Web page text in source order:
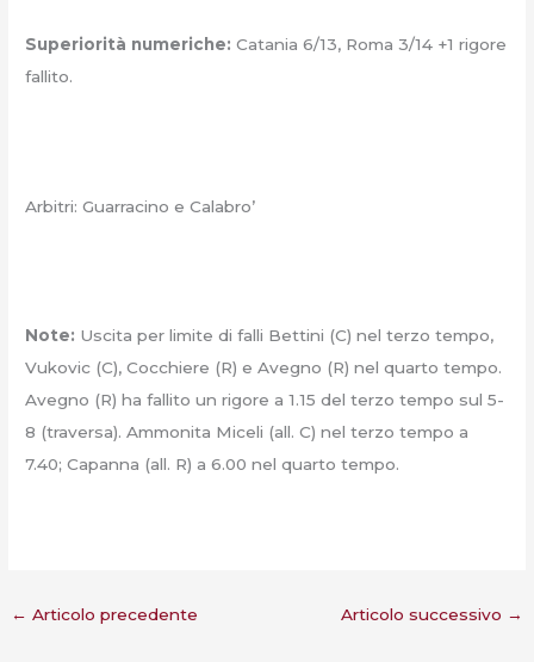
Superiorità numeriche: Catania 6/13, Roma 3/14 +1 rigore
fallito.
Arbitri: Guarracino e Calabro’
Note: Uscita per limite di falli Bettini (C) nel terzo tempo,
Vukovic (C), Cocchiere (R) e Avegno (R) nel quarto tempo.
Avegno (R) ha fallito un rigore a 1.15 del terzo tempo sul 5-
8 (traversa). Ammonita Miceli (all. C) nel terzo tempo a
7.40; Capanna (all. R) a 6.00 nel quarto tempo.
← Articolo precedente Articolo successivo →